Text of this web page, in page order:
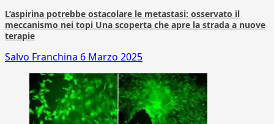
L’aspirina potrebbe ostacolare le metastasi: osservato il
meccanismo nei topi Una scoperta che apre la strada a nuove
terapie
Salvo Franchina 6 Marzo 2025